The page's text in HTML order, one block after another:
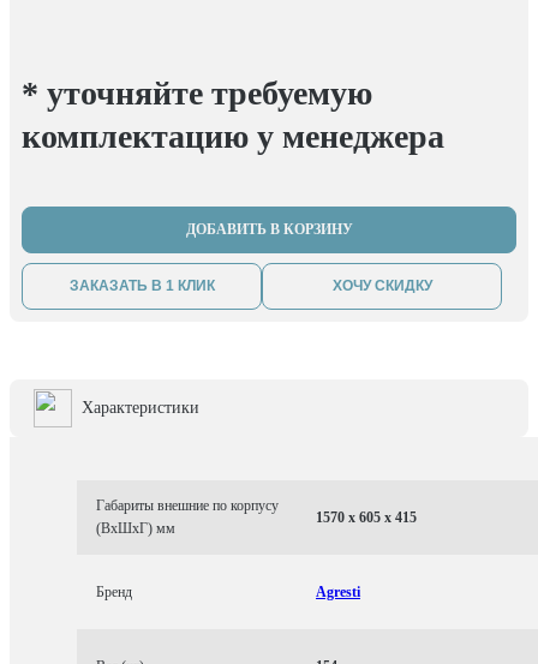
* уточняйте требуемую
комплектацию у менеджера
ДОБАВИТЬ В КОРЗИНУ
ЗАКАЗАТЬ В 1 КЛИК ХОЧУ СКИДКУ
Характеристики
Габариты внешние по корпусу
(ВхШхГ) мм
1570 x 605 x 415
Бренд Agresti